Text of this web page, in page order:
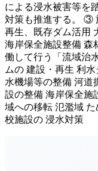
による浸水被害等を
対策も推進する。 ③
再生、既存ダム活用
海岸保全施設整備 森
働して行う「流域治
ムの 建設・再生 利
水機場等の整備 河道
設の整備 海岸保全施
域への移転 氾濫域
校施設の 浸水対策